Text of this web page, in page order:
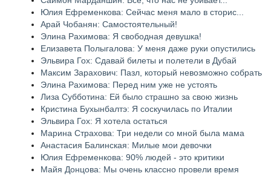
Юлия Ефременкова: Сейчас меня мало в сторис...
Арай Чобанян: Самостоятельный!
Элина Рахимова: Я свободная девушка!
Елизавета Полыгалова: У меня даже руки опустились
Эльвира Гох: Сдавай билеты и полетели в Дубай
Максим Зарахович: Пазл, который невозможно собрать
Элина Рахимова: Перед ним уже не устоять
Лиза Субботина: Ей было страшно за свою жизнь
Кристина Бухынбалтэ: Я соскучилась по Италии
Эльвира Гох: Я хотела остаться
Марина Страхова: Три недели со мной была мама
Анастасия Балинская: Милые мои девочки
Юлия Ефременкова: 90% людей - это критики
Майя Донцова: Мы очень классно провели время